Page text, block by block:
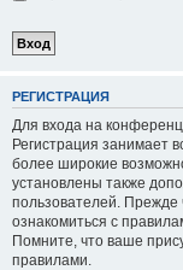
РЕГИСТРАЦИЯ
Для входа на
Регистрация занимает
более широкие
установлены также
пользователей. Прежде
ознакомиться с
Помните, что ваше
правилами.